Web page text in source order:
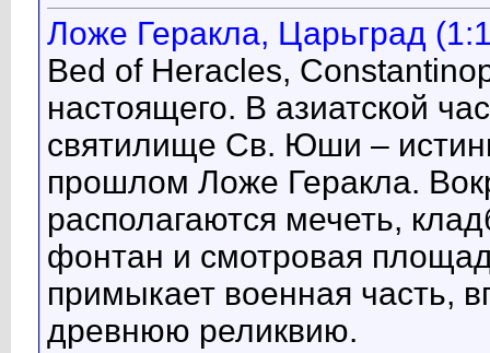
Ложе Геракла, Царьград
Bed of Heracles,
настоящего. В азиатской
святилище Св. Юши –
прошлом Ложе Геракла.
располагаются мечеть,
фонтан и смотровая
примыкает военная часть,
древнюю реликвию.